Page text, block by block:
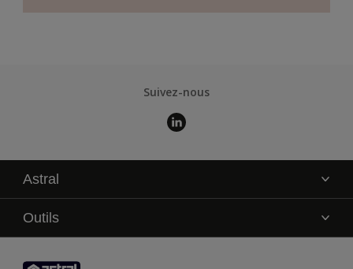
Suivez-nous
Astral
La marque
Service technique
Contact
Outils